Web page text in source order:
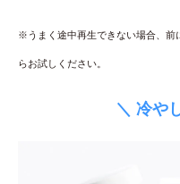
※うまく途中再生できない場合、前
らお試しください。
＼ 冷や